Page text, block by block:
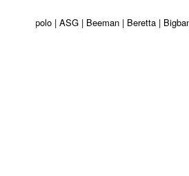
Apolo | ASG | Beeman | Beretta | Bigbang